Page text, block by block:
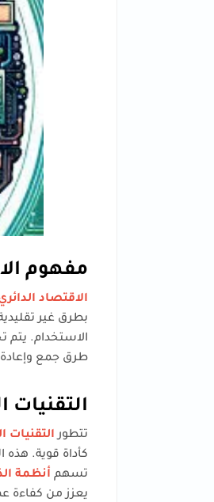
مفهوم
الاقتصاد
بطرق غير
الاستخدام. يتم
طرق جمع وإعادة
التقنيات
تتطورالتقنيات
كأداة قوية. هذه
تسهم أنظمة
يعزز من كفاءة